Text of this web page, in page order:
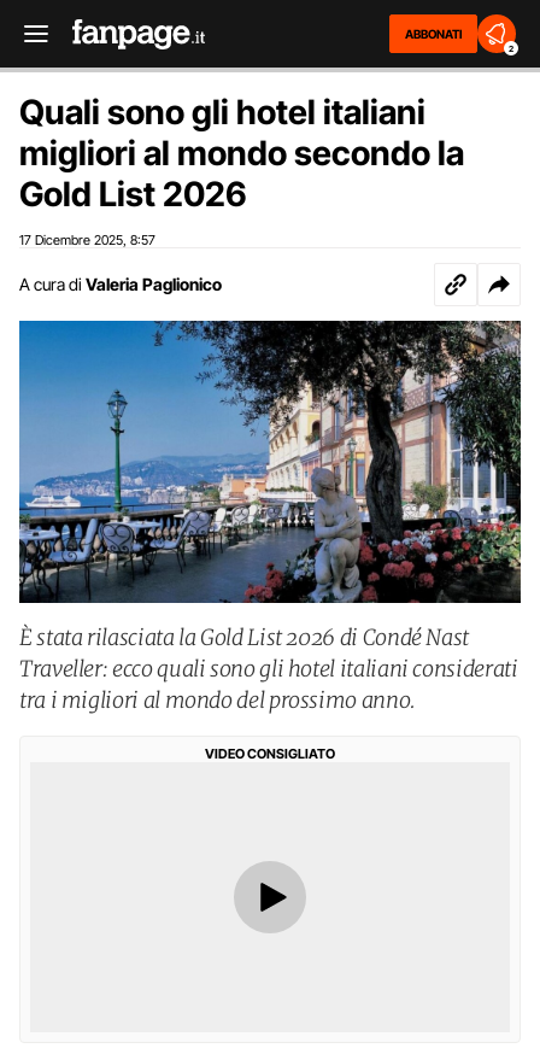
ABBONATI
2
Quali sono gli hotel italiani
migliori al mondo secondo la
Gold List 2026
17 Dicembre 2025 8:57
A cura di Valeria Paglionico
È stata rilasciata la Gold List 2026 di Condé Nast
Traveller: ecco quali sono gli hotel italiani considerati
tra i migliori al mondo del prossimo anno.
VIDEO CONSIGLIATO